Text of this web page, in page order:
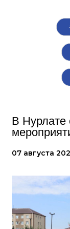
В Нурлате
07 августа